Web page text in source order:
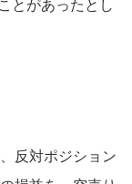
とがあったとし
反対ポジション